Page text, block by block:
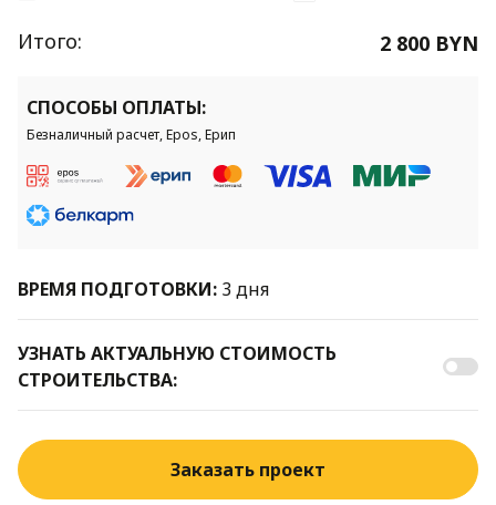
Итого: 2 800 BYN
СПОСОБЫ ОПЛАТЫ:
Безналичный расчет, Epos, Ерип
ВРЕМЯ ПОДГОТОВКИ: 3 дня
УЗНАТЬ АКТУАЛЬНУЮ СТОИМОСТЬ
СТРОИТЕЛЬСТВА:
Заказать проект